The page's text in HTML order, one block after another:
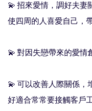
💫 招來愛情，調好夫妻
使四周的人喜愛自己，
💫 對因失戀帶來的愛情
💫 可以改善人際關係，
好適合常常要接觸客戶